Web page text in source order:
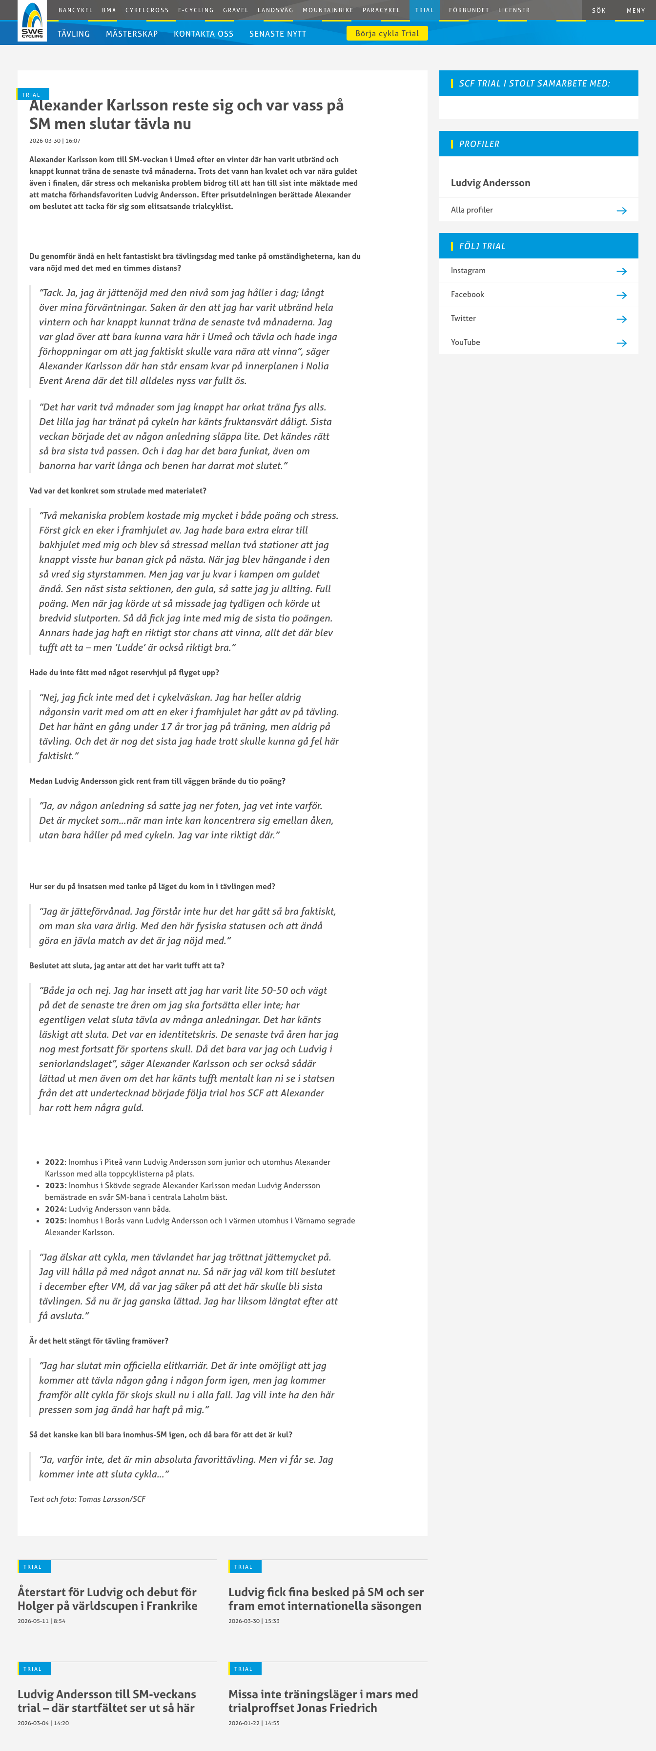
BANCYKEL BMX CYKELCROSS E-CYCLING GRAVEL LANDSVÄG MOUNTAINBIKE PARACYKEL TRIAL FÖRBUNDET LICENSER SÖK MENY
TÄVLING
SWE
trial
2021
SWE
Cup
trial
Landslagsuttagningar
MÄSTERSKAP
trial
inomhus
2026
inomhus
2025
SM
Trial
inomhus
inomhus
2023
Trial
inomhus
2022
SM
Trial
inomhus
2021
SM
Trial
2020
SM
Trial
inomhus
2019
SM
trial
utomhus
2025
SM
trial
2024
SM
Trial
utomhus
2023
SM
utomhus
SM
Trial
utomhus
2021
SM
2020
Trial
utomhus
2019
KONTAKTA OSS SENASTE NYTT Börja cykla Trial
TRIAL
Alexander Karlsson reste sig och var vass på
SM men slutar tävla nu
2026-03-30 | 16:07
Alexander Karlsson kom till SM-veckan i Umeå efter en vinter där han varit utbränd och
knappt kunnat träna de senaste två månaderna. Trots det vann han kvalet och var nära guldet
även i finalen, där stress och mekaniska problem bidrog till att han till sist inte mäktade med
att matcha förhandsfavoriten Ludvig Andersson. Efter prisutdelningen berättade Alexander
om beslutet att tacka för sig som elitsatsande trialcyklist.
Du genomför ändå en helt fantastiskt bra tävlingsdag med tanke på omständigheterna, kan du
vara nöjd med det med en timmes distans?
”Tack. Ja, jag är jättenöjd med den nivå som jag håller i dag; långt
över mina förväntningar. Saken är den att jag har varit utbränd hela
vintern och har knappt kunnat träna de senaste två månaderna. Jag
var glad över att bara kunna vara här i Umeå och tävla och hade inga
förhoppningar om att jag faktiskt skulle vara nära att vinna”, säger
Alexander Karlsson där han står ensam kvar på innerplanen i Nolia
Event Arena där det till alldeles nyss var fullt ös.
”Det har varit två månader som jag knappt har orkat träna fys alls.
Det lilla jag har tränat på cykeln har känts fruktansvärt dåligt. Sista
veckan började det av någon anledning släppa lite. Det kändes rätt
så bra sista två passen. Och i dag har det bara funkat, även om
banorna har varit långa och benen har darrat mot slutet.”
Vad var det konkret som strulade med materialet?
”Två mekaniska problem kostade mig mycket i både poäng och stress.
Först gick en eker i framhjulet av. Jag hade bara extra ekrar till
bakhjulet med mig och blev så stressad mellan två stationer att jag
knappt visste hur banan gick på nästa. När jag blev hängande i den
så vred sig styrstammen. Men jag var ju kvar i kampen om guldet
ändå. Sen näst sista sektionen, den gula, så satte jag ju allting. Full
poäng. Men när jag körde ut så missade jag tydligen och körde ut
bredvid slutporten. Så då fick jag inte med mig de sista tio poängen.
Annars hade jag haft en riktigt stor chans att vinna, allt det där blev
tufft att ta – men ’Ludde’ är också riktigt bra.”
Hade du inte fått med något reservhjul på flyget upp?
”Nej, jag fick inte med det i cykelväskan. Jag har heller aldrig
någonsin varit med om att en eker i framhjulet har gått av på tävling.
Det har hänt en gång under 17 år tror jag på träning, men aldrig på
tävling. Och det är nog det sista jag hade trott skulle kunna gå fel här
faktiskt.”
Medan Ludvig Andersson gick rent fram till väggen brände du tio poäng?
”Ja, av någon anledning så satte jag ner foten, jag vet inte varför.
Det är mycket som…när man inte kan koncentrera sig emellan åken,
utan bara håller på med cykeln. Jag var inte riktigt där.”
Hur ser du på insatsen med tanke på läget du kom in i tävlingen med?
”Jag är jätteförvånad. Jag förstår inte hur det har gått så bra faktiskt,
om man ska vara ärlig. Med den här fysiska statusen och att ändå
göra en jävla match av det är jag nöjd med.”
Beslutet att sluta, jag antar att det har varit tufft att ta?
”Både ja och nej. Jag har insett att jag har varit lite 50-50 och vägt
på det de senaste tre åren om jag ska fortsätta eller inte; har
egentligen velat sluta tävla av många anledningar. Det har känts
läskigt att sluta. Det var en identitetskris. De senaste två åren har jag
nog mest fortsatt för sportens skull. Då det bara var jag och Ludvig i
seniorlandslaget”, säger Alexander Karlsson och ser också sådär
lättad ut men även om det har känts tufft mentalt kan ni se i statsen
från det att undertecknad började följa trial hos SCF att Alexander
har rott hem några guld.
2022: Inomhus i Piteå vann Ludvig Andersson som junior och utomhus Alexander
Karlsson med alla toppcyklisterna på plats.
2023: Inomhus i Skövde segrade Alexander Karlsson medan Ludvig Andersson
bemästrade en svår SM-bana i centrala Laholm bäst.
2024: Ludvig Andersson vann båda.
2025: Inomhus i Borås vann Ludvig Andersson och i värmen utomhus i Värnamo segrade
Alexander Karlsson.
”Jag älskar att cykla, men tävlandet har jag tröttnat jättemycket på.
Jag vill hålla på med något annat nu. Så när jag väl kom till beslutet
i december efter VM, då var jag säker på att det här skulle bli sista
tävlingen. Så nu är jag ganska lättad. Jag har liksom längtat efter att
få avsluta.”
Är det helt stängt för tävling framöver?
”Jag har slutat min officiella elitkarriär. Det är inte omöjligt att jag
kommer att tävla någon gång i någon form igen, men jag kommer
framför allt cykla för skojs skull nu i alla fall. Jag vill inte ha den här
pressen som jag ändå har haft på mig.”
Så det kanske kan bli bara inomhus-SM igen, och då bara för att det är kul?
”Ja, varför inte, det är min absoluta favorittävling. Men vi får se. Jag
kommer inte att sluta cykla…”
Text och foto: Tomas Larsson/SCF
TRIAL
Återstart för Ludvig och debut för
Holger på världscupen i Frankrike
2026-05-11 | 8:54
TRIAL
Ludvig fick fina besked på SM och ser
fram emot internationella säsongen
2026-03-30 | 15:33
TRIAL
Ludvig Andersson till SM-veckans
trial – där startfältet ser ut så här
2026-03-04 | 14:20
TRIAL
Missa inte träningsläger i mars med
trialproffset Jonas Friedrich
2026-01-22 | 14:55
SCF TRIAL I STOLT SAMARBETE MED:
PROFILER
Ludvig Andersson
Alla profiler
FÖLJ TRIAL
Instagram
Facebook
Twitter
YouTube